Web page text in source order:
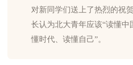
对新同学们送上了热烈的祝
长认为北大青年应该“读懂中
懂时代、读懂自己”。